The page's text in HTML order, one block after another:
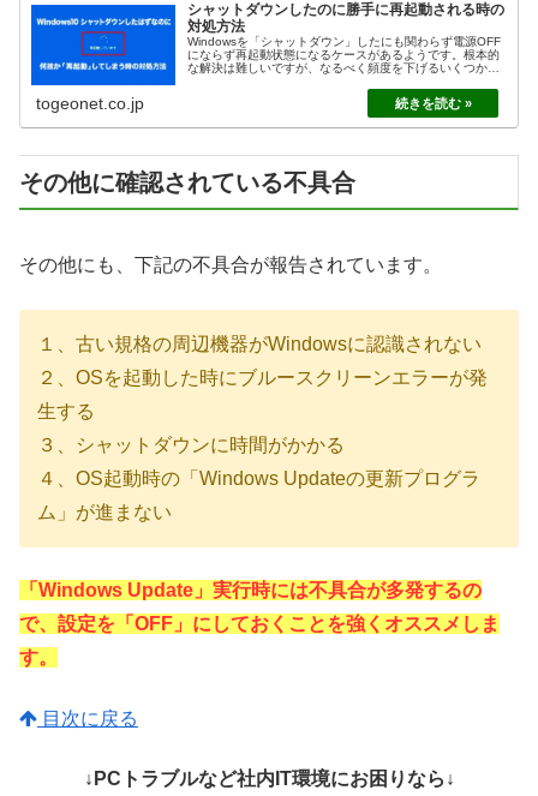
シャットダウンしたのに勝手に再起動される時の
対処方法
Windowsを「シャットダウン」したにも関わらず電源OFF
にならず再起動状態になるケースがあるようです。根本的
な解決は難しいですが、なるべく頻度を下げるいくつかの
togeonet.co.jp
その他に確認されている不具合
その他にも、下記の不具合が報告されています。
１、古い規格の周辺機器がWindowsに認識されない
２、OSを起動した時にブルースクリーンエラーが発
生する
３、シャットダウンに時間がかかる
４、OS起動時の「Windows Updateの更新プログラ
ム」が進まない
「Windows Update」実行時には不具合が多発するの
で、設定を「OFF」にしておくことを強くオススメしま
す。
目次に戻る
↓PCトラブルなど社内IT環境にお困りなら↓